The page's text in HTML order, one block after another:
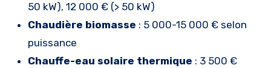
50 kW), 12 000 € (> 50 kW)
Chaudière biomasse : 5 000-15 000 € selon
puissance
Chauffe-eau solaire thermique : 3 500 €